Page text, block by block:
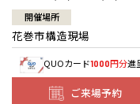
開催場所
花巻市構造現場
QUOカード1000円分進
ご来場予約